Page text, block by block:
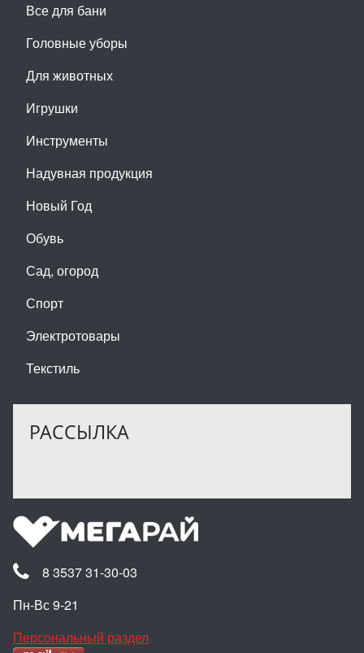
Все для бани
Головные уборы
Для животных
Игрушки
Инструменты
Надувная продукция
Новый Год
Обувь
Сад, огород
Спорт
Электротовары
Текстиль
РАССЫЛКА
8 3537 31-30-03
Пн-Вс 9-21
Персональный раздел